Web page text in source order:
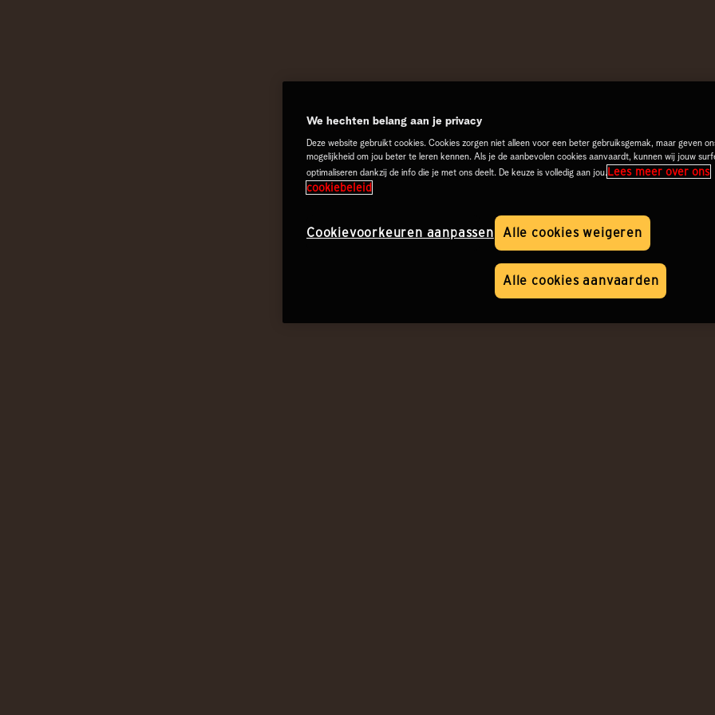
We hechten belang aan je privacy
Deze website gebruikt cookies. Cookies zorgen niet alleen voor een beter gebruiksgemak, maar geven
mogelijkheid om jou beter te leren kennen. Als je de aanbevolen cookies aanvaardt, kunnen wij jouw
optimaliseren dankzij de info die je met ons deelt. De keuze is volledig aan jou.Lees meer over ons
cookiebeleid
Alle cookies weigeren
Alle cookies aanvaarden
Cookievoorkeuren aanpassen